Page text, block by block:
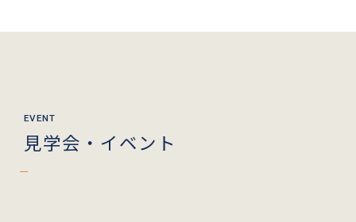
見学会・イベント